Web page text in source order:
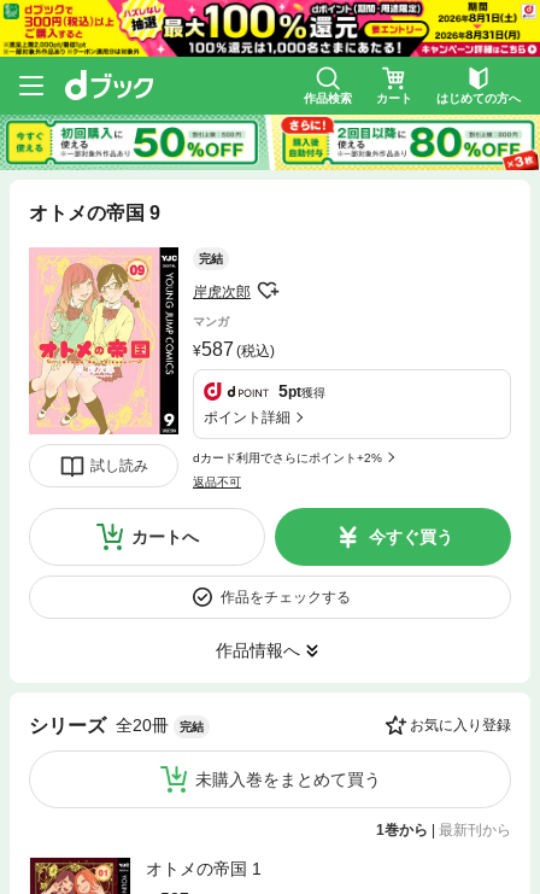
作品検索 カート はじめての方へ
オトメの帝国 9
試し読み
完結
岸虎次郎
マンガ
587 (税込)
5pt獲得
ポイント詳細
dカード利用でさらにポイント+2%
返品不可
カートへ 今すぐ買う
作品をチェックする
作品情報へ
シリーズ 全20冊 完結 お気に入り登録
未購入巻をまとめて買う
1巻から 最新刊から
オトメの帝国 1